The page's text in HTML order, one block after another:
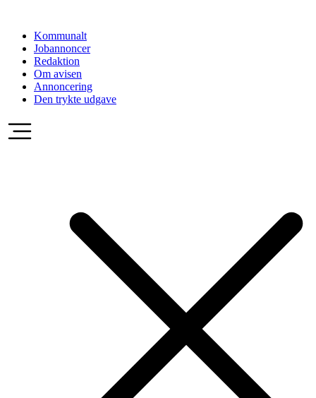
indholdKommunalt
Jobannoncer
Redaktion
Om avisen
Annoncering
Den trykte udgave